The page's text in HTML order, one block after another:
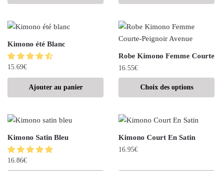
Kimono été Blanc
15.69€
Ajouter au panier
Robe Kimono Femme Courte
16.55€
Choix des options
Kimono Satin Bleu
16.86€
Kimono Court En Satin
16.95€